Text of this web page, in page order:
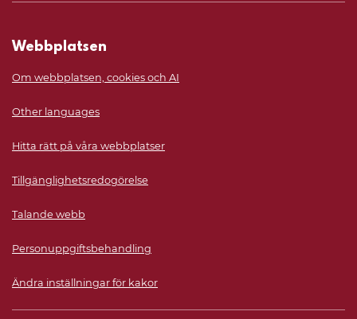
Webbplatsen
Om webbplatsen, cookies och AI
Other languages
Hitta rätt på våra webbplatser
Tillgänglighetsredogörelse
Talande webb
Personuppgiftsbehandling
Ändra inställningar för kakor